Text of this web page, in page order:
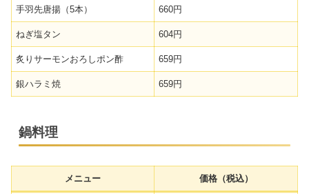
手羽先唐揚（5本） 660円
ねぎ塩タン 604円
炙りサーモンおろしポン酢 659円
銀ハラミ焼 659円
鍋料理
メニュー 価格（税込）